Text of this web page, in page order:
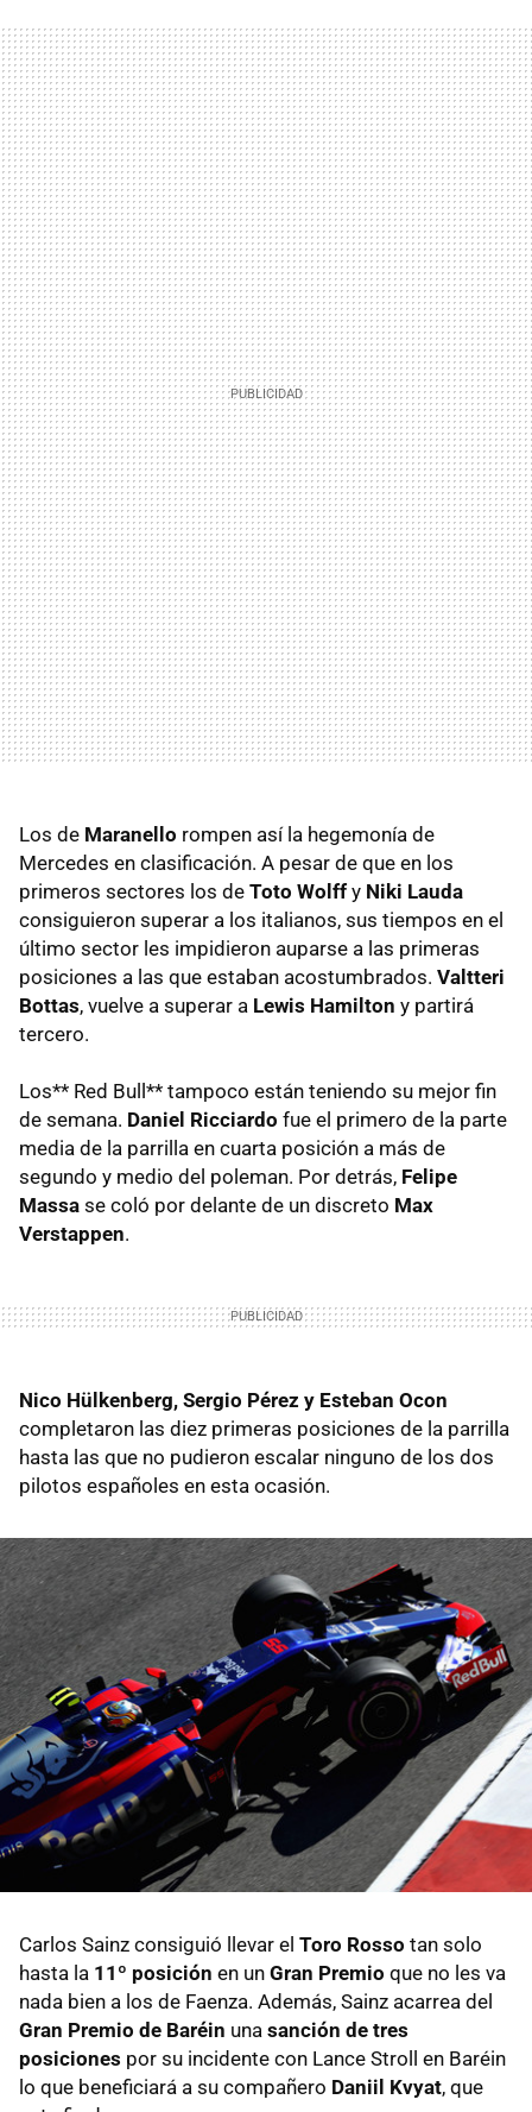
Los de Maranello rompen así la hegemonía de
Mercedes en clasificación. A pesar de que en los
primeros sectores los de Toto Wolff y Niki Lauda
consiguieron superar a los italianos, sus tiempos en el
último sector les impidieron auparse a las primeras
posiciones a las que estaban acostumbrados. Valtteri
Bottas, vuelve a superar a Lewis Hamilton y partirá
tercero.
Los** Red Bull** tampoco están teniendo su mejor fin
de semana. Daniel Ricciardo fue el primero de la parte
media de la parrilla en cuarta posición a más de
segundo y medio del poleman. Por detrás, Felipe
Massa se coló por delante de un discreto Max
Verstappen.
Nico Hülkenberg, Sergio Pérez y Esteban Ocon
completaron las diez primeras posiciones de la parrilla
hasta las que no pudieron escalar ninguno de los dos
pilotos españoles en esta ocasión.
Carlos Sainz consiguió llevar el Toro Rosso tan solo
hasta la 11º posición en un Gran Premio que no les va
nada bien a los de Faenza. Además, Sainz acarrea del
Gran Premio de Baréin una sanción de tres
posiciones por su incidente con Lance Stroll en Baréin
lo que beneficiará a su compañero Daniil Kvyat, que